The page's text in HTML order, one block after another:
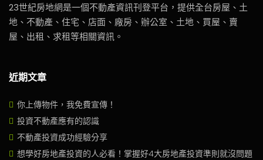
23世紀房地網是一個不動產資訊刊登平台，提供全台房屋、土
地、不動產、住宅、店面、廠房、辦公室、土地、買屋、賣
屋、出租、求租等相關資訊。
近期文章
你上傳物件，我免費宣傳！
投資不動產應有的認識
不動產投資成功經驗分享
想學好房地產投資的人必看！掌握好4大房地產投資準則就沒問題